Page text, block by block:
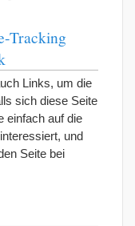
Tracking
Links, um die
sich diese Seite
einfach auf die
und
Seite bei